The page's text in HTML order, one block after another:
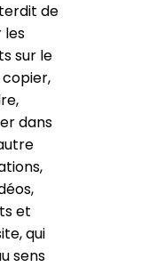
de
les
sur le
copier,
dans
et
qui
sens